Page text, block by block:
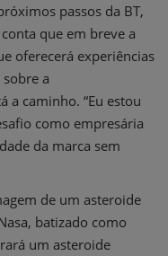
passos da BT,
que em breve a
oferecerá experiências
a
a caminho. “Eu estou
como empresária
da marca sem
de um asteroide
batizado como
um asteroide